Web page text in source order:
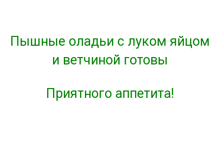
Пышные оладьи с луком яйцом
и ветчиной готовы
Приятного аппетита!